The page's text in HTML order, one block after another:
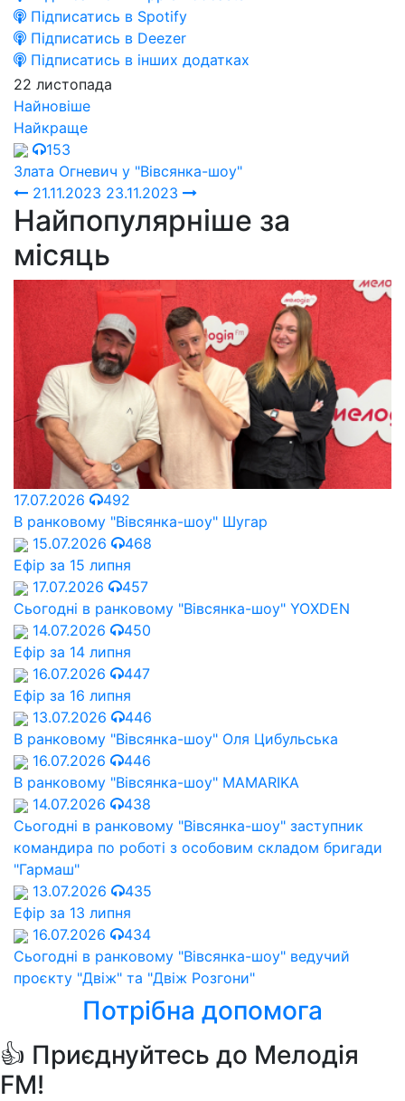
Підписатись в Spotify
Підписатись в Deezer
Підписатись в інших додатках
22 листопада
Найновіше
Найкраще
153
Злата Огневич у "Вівсянка-шоу"
21.11.2023 23.11.2023
Найпопулярніше за
місяць
17.07.2026
492
В ранковому "Вівсянка-шоу" Шугар
15.07.2026
468
Ефір за 15 липня
17.07.2026
457
Сьогодні в ранковому "Вівсянка-шоу" YOXDEN
14.07.2026
450
Ефір за 14 липня
16.07.2026
447
Ефір за 16 липня
13.07.2026
446
В ранковому "Вівсянка-шоу" Оля Цибульська
16.07.2026
446
В ранковому "Вівсянка-шоу" MAMARIKA
14.07.2026
438
Сьогодні в ранковому "Вівсянка-шоу" заступник
командира по роботі з особовим складом бригади
"Гармаш"
13.07.2026
435
Ефір за 13 липня
16.07.2026
434
Сьогодні в ранковому "Вівсянка-шоу" ведучий
проєкту "Двіж" та "Двіж Розгони"
Потрібна допомога
👍 Приєднуйтесь до Мелодія
FM!